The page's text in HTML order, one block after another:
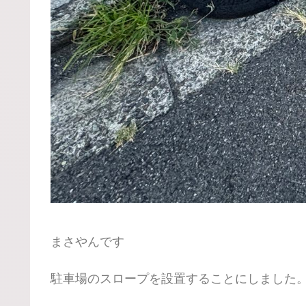
まさやんです
駐車場のスロープを設置することにしました